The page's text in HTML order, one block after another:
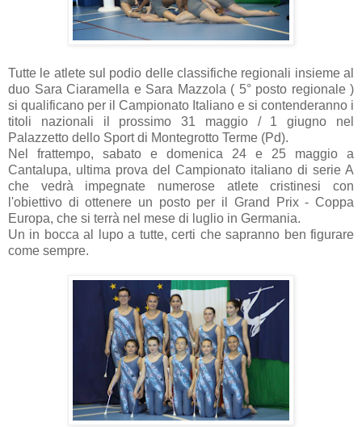
Tutte le atlete sul podio delle classifiche regionali insieme al
duo Sara Ciaramella e Sara Mazzola ( 5° posto regionale )
si qualificano per il Campionato Italiano e si contenderanno i
titoli nazionali il prossimo 31 maggio / 1 giugno nel
Palazzetto dello Sport di Montegrotto Terme (Pd).
Nel frattempo, sabato e domenica 24 e 25 maggio a
Cantalupa, ultima prova del Campionato italiano di serie A
che vedrà impegnate numerose atlete cristinesi con
l'obiettivo di ottenere un posto per il Grand Prix - Coppa
Europa, che si terrà nel mese di luglio in Germania.
Un in bocca al lupo a tutte, certi che sapranno ben figurare
come sempre.